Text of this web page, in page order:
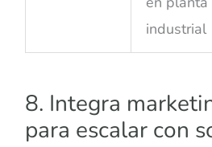
industrial
8. Integra
para escalar con